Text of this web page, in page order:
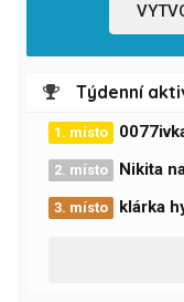
Týdenní
1. místo
2. místo Nikita
3. místo klárka